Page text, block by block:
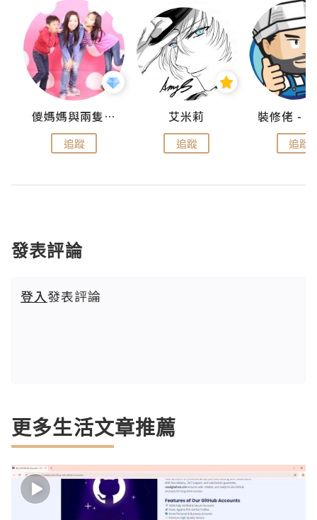
儍媽媽與兩隻小魔怪之家
追蹤
艾米莉
追蹤 追蹤
發表評論
登入發表評論
更多生活文章推薦